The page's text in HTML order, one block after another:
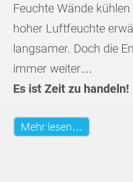
Feuchte Wände
hoher Luftfeuchte
langsamer. Doch die
immer weiter…
Es ist Zeit zu handeln!
Mehr lesen…